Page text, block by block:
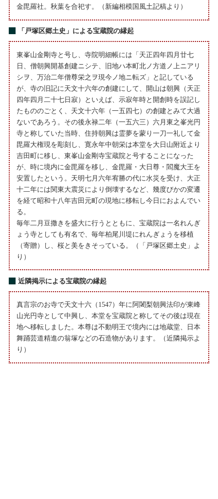
金毘羅社。秋葉を合祀す。（新編相模国風土記稿より）
「戸塚区郷土史」による宝蔵院の縁起
東峯山金剛寺と号し、寺院明細帳には「天正四年四月廿七
日、僧朝興開基創建ニシテ、旧地ハ本町北ノ方道ノ上ニアリ
シヲ、万治二年僧尊栄之ヲ現今ノ地ニ転ズ」と記している
が、寺の旧記に天文十六年の創建にして、開山は朝興（天正
四年四月二十七日寂）といえば、示寂年時と開創時を誤記し
たもののごとく、天文十六年（一五四七）の創建とみて大過
ないであろう。その後永禄二年（一五六三）六月東之峯光円
寺と称していた当時、住持朝興は霊夢を蒙り一刀一礼して金
毘羅大権現を彫刻し、寛永年中朝栄は本堂を大日山附近より
吉田町に移し、東峯山金剛寺宝蔵院と号することになった
が、時に境内に金毘羅を移し、金毘羅・大日尊・閻魔大王を
安置したという。天明七月六年宥勝の代に水災を受け、大正
十二年には関東大震災により倒壊するなど、幾度びかの変遷
を経て昭和十八年吉田元町の現地に移転し今日におよんでい
る。
毎年二月豆撒きを盛大に行うとともに、宝蔵院は一名れんぎ
ょう寺としても有名で、毎年柏尾川堤にれんぎょうを移植
（寄贈）し、桜と美をきそっている。（「戸塚区郷土史」よ
り）
近隣掲示による宝蔵院の縁起
真言宗のお寺で天文十六（1547）年に阿闍梨朝興法印が東峰
山光円寺として中興し、本堂を宝蔵院と称してその後は現在
地へ移転しました。本尊は不動明王で境内には地蔵堂、日本
舞踊芸道精進の翁塚などの石造物があります。（近隣掲示よ
り）